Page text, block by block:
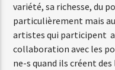
variété, sa richesse, du
particulièrement mais
artistes qui participent
collaboration avec les
ne-s quand ils créent